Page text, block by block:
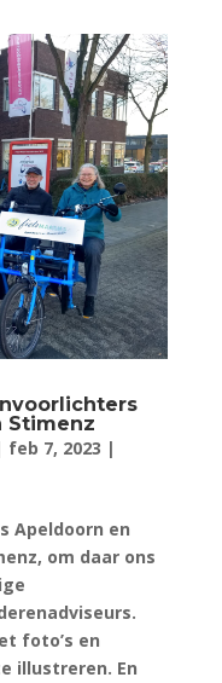
Stimenz
feb 7, 2023 |
Apeldoorn en
om daar ons
foto’s en
illustreren. En